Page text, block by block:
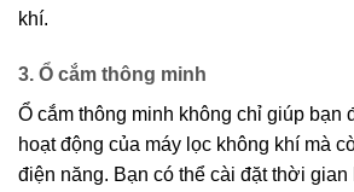
khí.
3. Ổ cắm thông minh
Ổ cắm thông minh không chỉ giúp bạn
hoạt động của máy lọc không khí mà
điện năng. Bạn có thể cài đặt thời gian